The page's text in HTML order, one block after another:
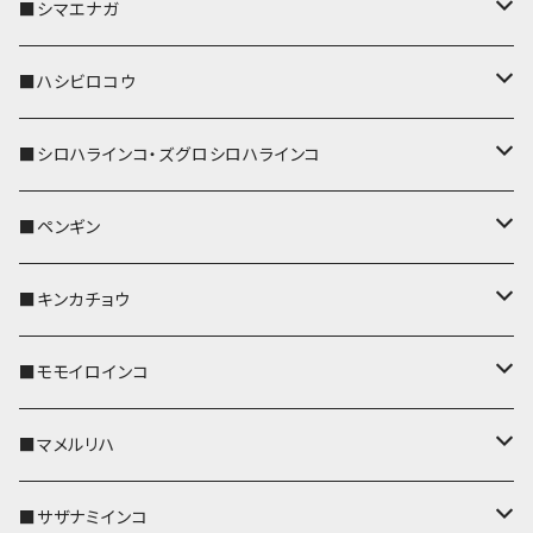
リールのみ
ストラップ付
IDカードホルダー
キーケース
名刺入れ・カードケース
コインケース
メガネケース
ポシェット・バッグ
帆布・デニム
KONBU
Apple Watchバンド
ポーチ
リール付きストラップ
リールのみ
ストラップ付
キーケース
名刺入れ・カードケース
メガネケース
IDカードホルダー
ポシェット・バッグ
帆布・デニム
KONBU
ポーチ
コインケース
パスケース
IDカードホルダー
リール付きストラップ
リールのみ
ストラップ付
キーケース
名刺入れ・カードケース
ポシェット・バッグ
帆布・デニム
KONBU
ポーチ
コインケース
キーホルダー
パスケース
リール付きストラップ
リールのみ
ストラップ付
メガネケース
コインケース
IDカードホルダー
ポーチ
ポシェット・バッグ
キーカバー
キーホルダー
パスケース
リール付きストラップ
リールのみ
ストラップ付
IDカードホルダー
メガネケース
コインケース
ポシェット・バッグ
■シマエナガ
キーカバー
キーホルダー
パスケース
IDカードホルダー
リール付きストラップ
リールのみ
ストラップ付
キーケース
メガネケース
■ハシビロコウ
キーカバー
キーホルダー
リール付きストラップ
リールのみ
ストラップ付
レザートレイ
パスケース
IDカードホルダー
■シロハラインコ・ズグロシロハラインコ
キーカバー
キーホルダー
リール付きストラップ
リールのみ
ストラップ付
パスケース
IDカードホルダー
■ペンギン
キーカバー
キーホルダー
パスケース
リール付きストラップ
■キンカチョウ
キーカバー
AppleWatchバンド
キーホルダー・チャーム
■モモイロインコ
キーカバー
キーホルダー
■マメルリハ
レザートレイ
■サザナミインコ